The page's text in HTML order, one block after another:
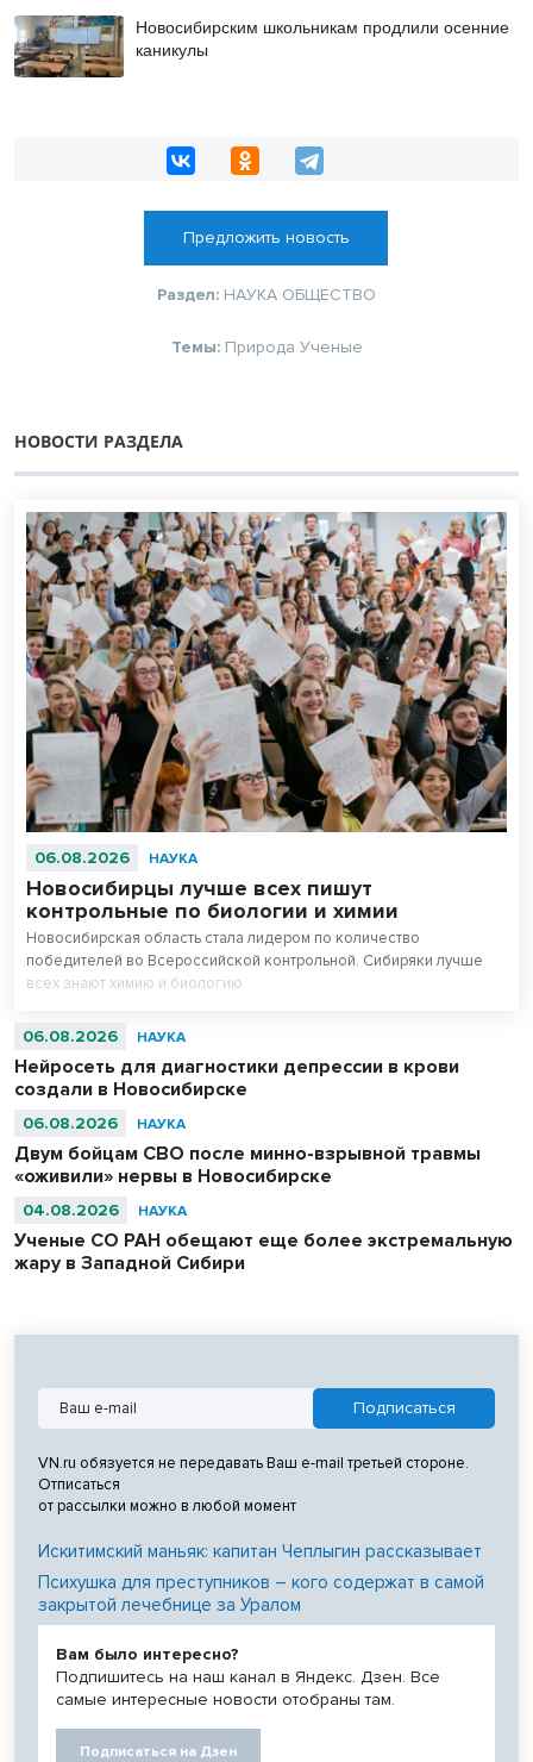
Новосибирским школьникам продлили осенние
каникулы
Предложить новость
Раздел: НАУКА ОБЩЕСТВО
Темы: Природа Ученые
НОВОСТИ РАЗДЕЛА
06.08.2026 НАУКА
Новосибирцы лучше всех пишут
контрольные по биологии и химии
Новосибирская область стала лидером по количество
победителей во Всероссийской контрольной. Сибиряки лучше
всех знают химию и биологию.
06.08.2026 НАУКА
Нейросеть для диагностики депрессии в крови
создали в Новосибирске
06.08.2026 НАУКА
Двум бойцам СВО после минно-взрывной травмы
«оживили» нервы в Новосибирске
04.08.2026 НАУКА
Ученые СО РАН обещают еще более экстремальную
жару в Западной Сибири
VN.ru обязуется не передавать Ваш e-mail третьей стороне.
Отписаться
от рассылки можно в любой момент
Искитимский маньяк: капитан Чеплыгин рассказывает
Психушка для преступников – кого содержат в самой
закрытой лечебнице за Уралом
Вам было интересно?
Подпишитесь на наш канал в Яндекс. Дзен. Все
самые интересные новости отобраны там.
Подписаться на Дзен